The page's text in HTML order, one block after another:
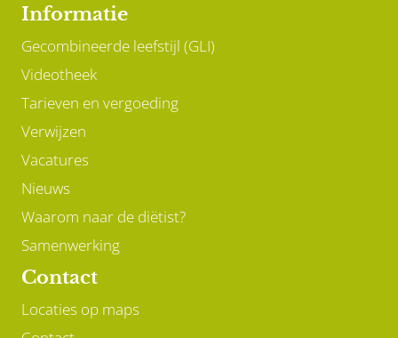
Informatie
Gecombineerde leefstijl (GLI)
Videotheek
Tarieven en vergoeding
Verwijzen
Vacatures
Nieuws
Waarom naar de diëtist?
Samenwerking
Contact
Locaties op maps